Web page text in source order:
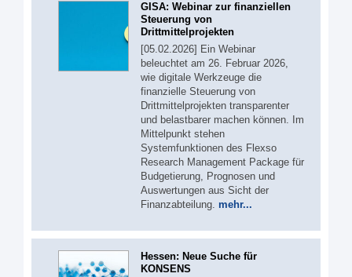
GISA: Webinar zur finanziellen
Steuerung von
Drittmittelprojekten
[05.02.2026] Ein Webinar
beleuchtet am 26. Februar 2026,
wie digitale Werkzeuge die
finanzielle Steuerung von
Drittmittelprojekten transparenter
und belastbarer machen können. Im
Mittelpunkt stehen
Systemfunktionen des Flexso
Research Management Package für
Budgetierung, Prognosen und
Auswertungen aus Sicht der
Finanzabteilung. mehr...
Hessen: Neue Suche für
KONSENS